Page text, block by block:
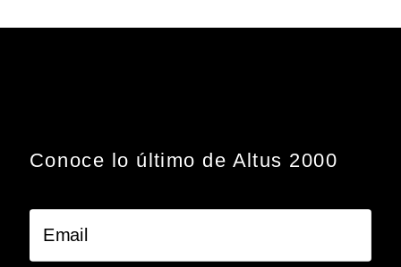
Conoce lo último de Altus 2000